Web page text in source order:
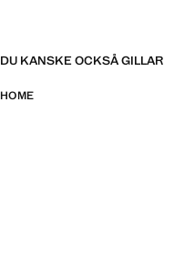
DU KANSKE OCKSÅ GILLAR
HOME